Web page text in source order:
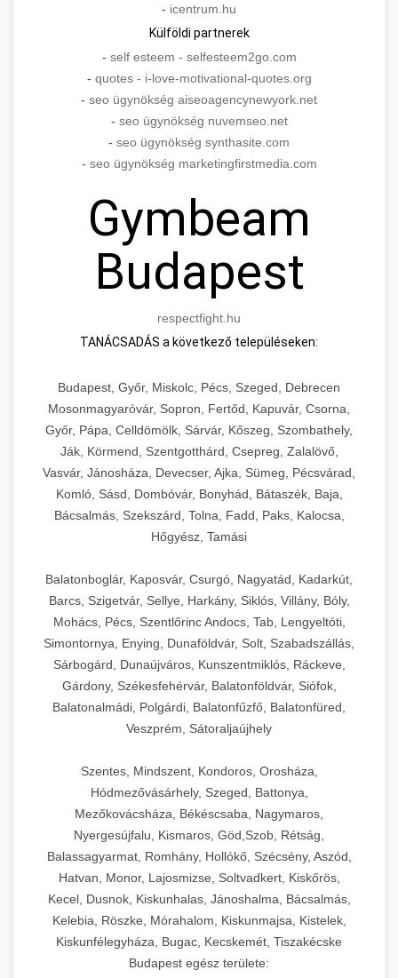
- icentrum.hu
Külföldi partnerek
- self esteem - selfesteem2go.com
- quotes - i-love-motivational-quotes.org
- seo ügynökség aiseoagencynewyork.net
- seo ügynökség nuvemseo.net
- seo ügynökség synthasite.com
- seo ügynökség marketingfirstmedia.com
Gymbeam
Budapest
respectfight.hu
TANÁCSADÁS a következő településeken:
Budapest, Győr, Miskolc, Pécs, Szeged, Debrecen
Mosonmagyaróvár, Sopron, Fertőd, Kapuvár, Csorna,
Győr, Pápa, Celldömölk, Sárvár, Kőszeg, Szombathely,
Ják, Körmend, Szentgotthárd, Csepreg, Zalalövő,
Vasvár, Jánosháza, Devecser, Ajka, Sümeg, Pécsvárad,
Komló, Sásd, Dombóvár, Bonyhád, Bátaszék, Baja,
Bácsalmás, Szekszárd, Tolna, Fadd, Paks, Kalocsa,
Hőgyész, Tamási
Balatonboglár, Kaposvár, Csurgó, Nagyatád, Kadarkút,
Barcs, Szigetvár, Sellye, Harkány, Siklós, Villány, Bóly,
Mohács, Pécs, Szentlőrinc Andocs, Tab, Lengyeltóti,
Simontornya, Enying, Dunaföldvár, Solt, Szabadszállás,
Sárbogárd, Dunaújváros, Kunszentmiklós, Ráckeve,
Gárdony, Székesfehérvár, Balatonföldvár, Siófok,
Balatonalmádi, Polgárdi, Balatonfűzfő, Balatonfüred,
Veszprém, Sátoraljaújhely
Szentes, Mindszent, Kondoros, Orosháza,
Hódmezővásárhely, Szeged, Battonya,
Mezőkovácsháza, Békéscsaba, Nagymaros,
Nyergesújfalu, Kismaros, Göd,Szob, Rétság,
Balassagyarmat, Romhány, Hollókő, Szécsény, Aszód,
Hatvan, Monor, Lajosmizse, Soltvadkert, Kiskőrös,
Kecel, Dusnok, Kiskunhalas, Jánoshalma, Bácsalmás,
Kelebia, Röszke, Mórahalom, Kiskunmajsa, Kistelek,
Kiskunfélegyháza, Bugac, Kecskemét, Tiszakécske
Budapest egész területe: